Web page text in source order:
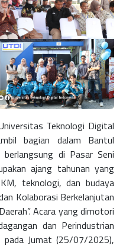
Teknologi Digital
bagian dalam Bantul
di Pasar Seni
ajang tahunan yang
teknologi, dan budaya
Kolaborasi Berkelanjutan
Acara yang dimotori
dan Perindustrian
pada Jumat (25/07/2025),